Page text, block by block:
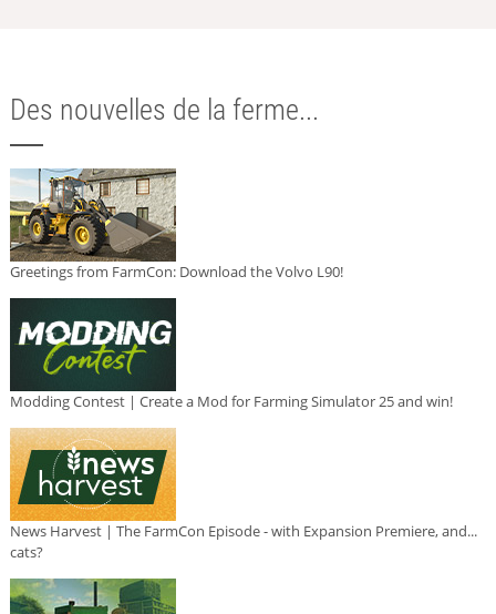
Des nouvelles de la ferme...
Greetings from FarmCon: Download the Volvo L90!
Modding Contest | Create a Mod for Farming Simulator 25 and win!
News Harvest | The FarmCon Episode - with Expansion Premiere, and...
cats?